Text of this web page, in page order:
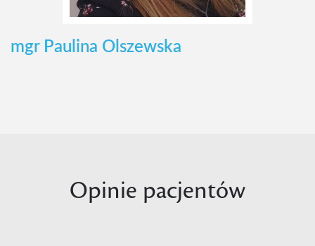
mgr Paulina Olszewska
Opinie pacjentów